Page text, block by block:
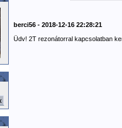
berci56 - 2018-12-16 22:28:21
Üdv! 2T rezonátorral kapcsolatban